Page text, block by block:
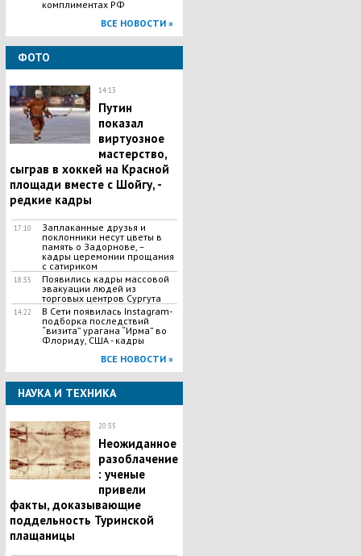
комплиментах РФ
ВСЕ НОВОСТИ »
ФОТО
14:13
Путин
показал
виртуозное
мастерство,
сыграв в хоккей на Красной
площади вместе с Шойгу, -
редкие кадры
17:10
Заплаканные друзья и
поклонники несут цветы в
память о Задорнове, –
кадры церемонии прощания
с сатириком
18:35
Появились кадры массовой
эвакуации людей из
торговых центров Сургута
14:22
В Сети появилась Іnstagram-
подборка последствий
“визита” урагана “Ирма” во
Флориду, США - кадры
ВСЕ НОВОСТИ »
НАУКА И ТЕХНИКА
20:35
Неожиданное
разоблачение
: ученые
привели
факты, доказывающие
поддельность Туринской
плащаницы